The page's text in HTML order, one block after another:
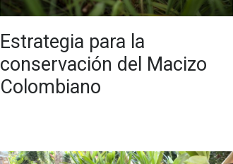
Estrategia para la
conservación del Macizo
Colombiano